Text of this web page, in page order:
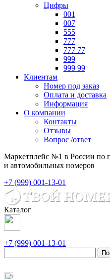
Цифры
001
007
555
777
777 77
999
999 99
Клиентам
Номер под заказ
Оплата и доставка
Информация
О компании
Контакты
Отзывы
Вопрос /ответ
Маркетплейс №1 в России по
и автомобильных номеров
+7 (999) 001-13-01
Каталог
+7 (999) 001-13-01